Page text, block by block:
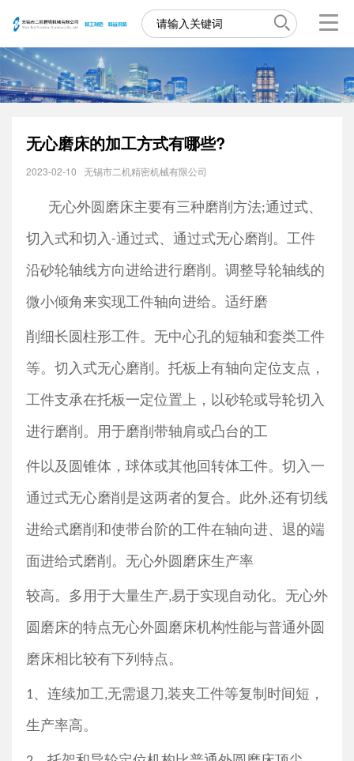
无心磨床的加工方式有哪些?
2023-02-10 无锡市二机精密机械有限公司
无心外圆磨床主要有三种磨削方法;通过式、
切入式和切入-通过式、通过式无心磨削。工件
沿砂轮轴线方向进给进行磨削。调整导轮轴线的
微小倾角来实现工件轴向进给。适纡磨
削细长圆柱形工件。无中心孔的短轴和套类工件
等。切入式无心磨削。托板上有轴向定位支点，
工件支承在托板一定位置上，以砂轮或导轮切入
进行磨削。用于磨削带轴肩或凸台的工
件以及圆锥体，球体或其他回转体工件。切入一
通过式无心磨削是这两者的复合。此外,还有切线
进给式磨削和使带台阶的工件在轴向进、退的端
面进给式磨削。无心外圆磨床生产率
较高。多用于大量生产,易于实现自动化。无心外
圆磨床的特点无心外圆磨床机构性能与普通外圆
磨床相比较有下列特点。
1、连续加工,无需退刀 ,装夹工件等复制时间短，
生产率高。